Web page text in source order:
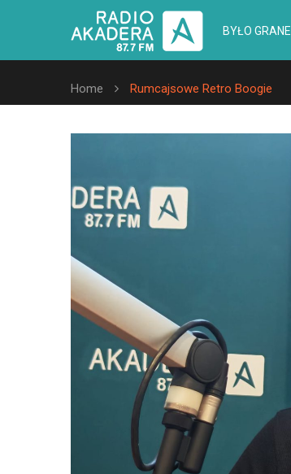
BYŁO GRANE
Home Rumcajsowe Retro Boogie